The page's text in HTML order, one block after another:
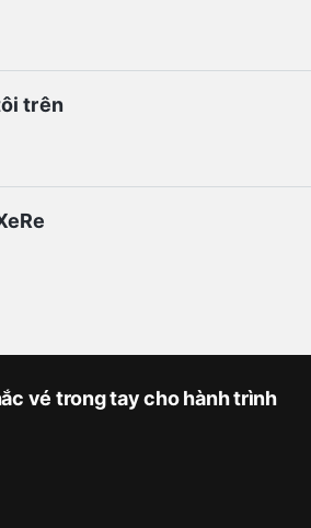
trên
vé trong tay cho hành trình